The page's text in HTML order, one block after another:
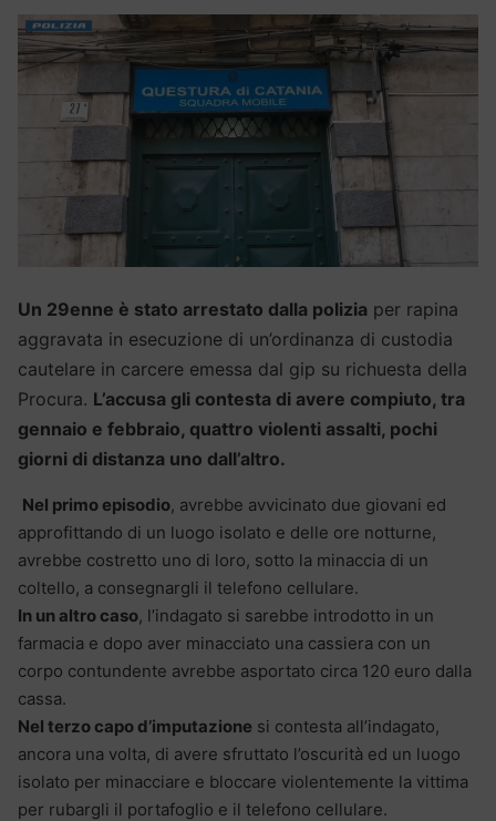
Un 29enne è stato arrestato dalla polizia per rapina
aggravata in esecuzione di un’ordinanza di custodia
cautelare in carcere emessa dal gip su richuesta della
Procura. L’accusa gli contesta di avere compiuto, tra
gennaio e febbraio, quattro violenti assalti, pochi
giorni di distanza uno dall’altro.
Nel primo episodio, avrebbe avvicinato due giovani ed
approfittando di un luogo isolato e delle ore notturne,
avrebbe costretto uno di loro, sotto la minaccia di un
coltello, a consegnargli il telefono cellulare.
In un altro caso, l’indagato si sarebbe introdotto in un
farmacia e dopo aver minacciato una cassiera con un
corpo contundente avrebbe asportato circa 120 euro dalla
cassa.
Nel terzo capo d’imputazione si contesta all’indagato,
ancora una volta, di avere sfruttato l’oscurità ed un luogo
isolato per minacciare e bloccare violentemente la vittima
per rubargli il portafoglio e il telefono cellulare.